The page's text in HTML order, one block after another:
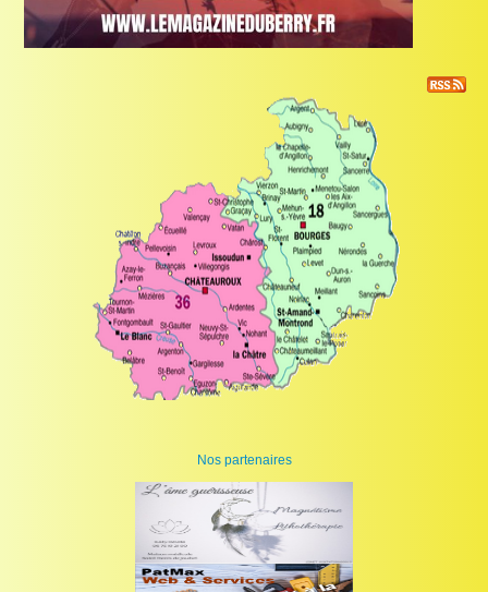
Nos partenaires